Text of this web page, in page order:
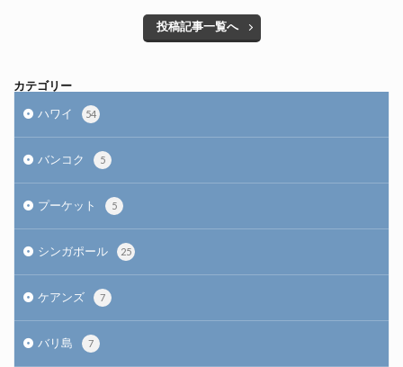
投稿記事一覧へ
カテゴリー
ハワイ
54
バンコク 5
プーケット 5
シンガポール 25
ケアンズ 7
バリ島 7